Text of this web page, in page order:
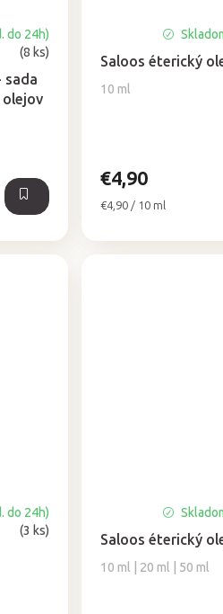
sada
olejov
do 24h)
(8 ks)
Saloos éterický
10 ml
€4,90
Jednotková
€4,90 / 10 ml
do 24h)
(3 ks)
Saloos éterický
10 ml | 20 ml | 50 ml